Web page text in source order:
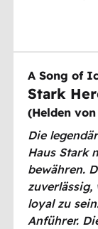
A Song of
Stark
(Helden
Die
Haus Stark
bewähren.
loyal zu
Anführer.